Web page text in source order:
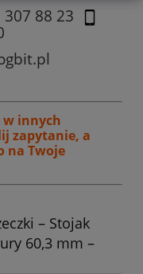
307 88 23
w innych
zapytanie, a
na Twoje
– Stojak
60,3 mm –